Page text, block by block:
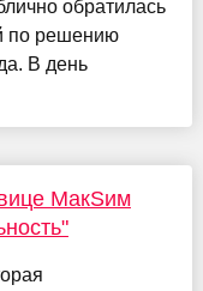
обратилась
по решению
В день
МакSим